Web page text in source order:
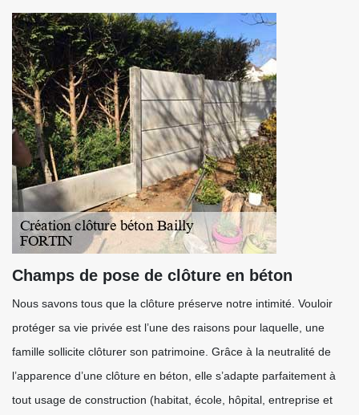
Champs de pose de clôture en béton
Nous savons tous que la clôture préserve notre intimité. Vouloir
protéger sa vie privée est l’une des raisons pour laquelle, une
famille sollicite clôturer son patrimoine. Grâce à la neutralité de
l’apparence d’une clôture en béton, elle s’adapte parfaitement à
tout usage de construction (habitat, école, hôpital, entreprise et